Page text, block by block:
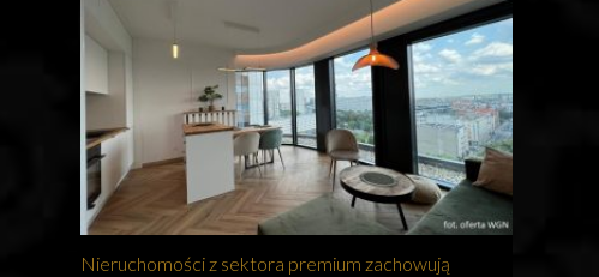
Nieruchomości z sektora premium zachowują